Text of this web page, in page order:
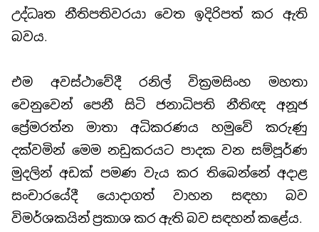
උද්ධෘත නීතිපතිවරයා වෙත ඉදිරිපත් කර ඇති
බවය.
එම අවස්ථාවේදී රනිල් වික්‍රමසිංහ මහතා
වෙනුවෙන් පෙනී සිටි ජනාධිපති නීතිඥ අනූජ
ප්‍රේමරත්න මාතා අධිකරණය හමුවේ කරුණු
දක්වමින් මෙම නඩුකරයට පාදක වන සම්පූර්ණ
මුදලින් අඩක් පමණ වැය කර තිබෙන්නේ අදාළ
සංචාරයේදී යොදාගත් වාහන සඳහා බව
විමර්ශකයින් ප්‍රකාශ කර ඇති බව සඳහන් කළේය.